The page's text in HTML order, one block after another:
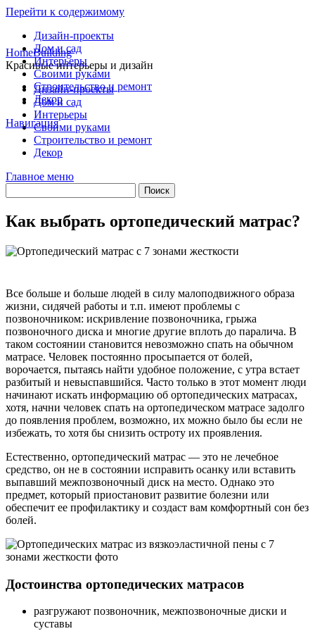
Перейти к содержимому
Дизайн-проекты
Дом и сад
Интерьеры
Своими руками
Строительство и ремонт
Декор
Навигация
HomeBuilding
Красивые интерьеры и дизайн
Дизайн-проекты
Дом и сад
Интерьеры
Своими руками
Строительство и ремонт
Декор
Главное меню
Как выбрать ортопедический матрас?
Все больше и больше людей в силу малоподвижного образа
жизни, сидячей работы и т.п. имеют проблемы с
позвоночником: искривление позвоночника, грыжа
позвоночного диска и многие другие вплоть до паралича. В
таком состоянии становится невозможно спать на обычном
матрасе. Человек постоянно просыпается от болей,
ворочается, пытаясь найти удобное положение, с утра встает
разбитый и невыспавшийся. Часто только в этот момент люди
начинают искать информацию об ортопедических матрасах,
хотя, начни человек спать на ортопедическом матрасе задолго
до появления проблем, возможно, их можно было бы если не
избежать, то хотя бы снизить остроту их проявления.
Естественно, ортопедический матрас — это не лечебное
средство, он не в состоянии исправить осанку или вставить
выпавший межпозвоночный диск на место. Однако это
предмет, который приостановит развитие болезни или
обеспечит ее профилактику и создаст вам комфортный сон без
болей.
Достоинства ортопедических матрасов
разгружают позвоночник, межпозвоночные диски и
суставы